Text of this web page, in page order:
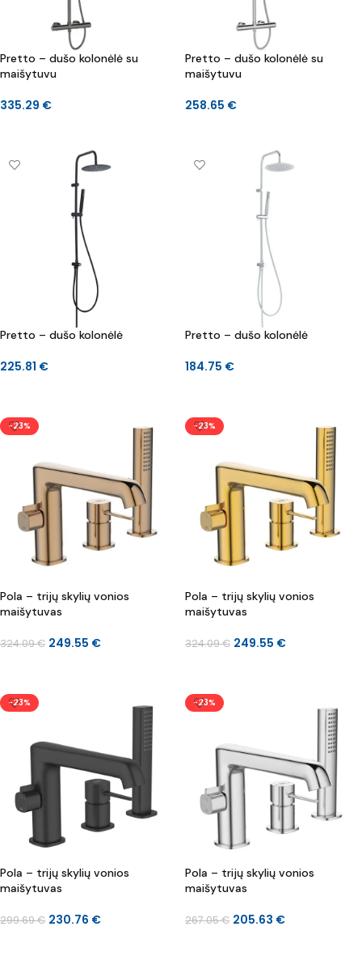
Pretto – dušo kolonėlė su
maišytuvu
335.29 €
Pretto – dušo kolonėlė su
maišytuvu
258.65 €
Pretto – dušo kolonėlė
225.81 €
Pretto – dušo kolonėlė
184.75 €
-23%
Pola – trijų skylių vonios
maišytuvas
324.09€ 249.55 €
-23%
Pola – trijų skylių vonios
maišytuvas
324.09€ 249.55 €
-23%
Pola – trijų skylių vonios
maišytuvas
299.69€ 230.76 €
-23%
Pola – trijų skylių vonios
maišytuvas
267.05€ 205.63 €